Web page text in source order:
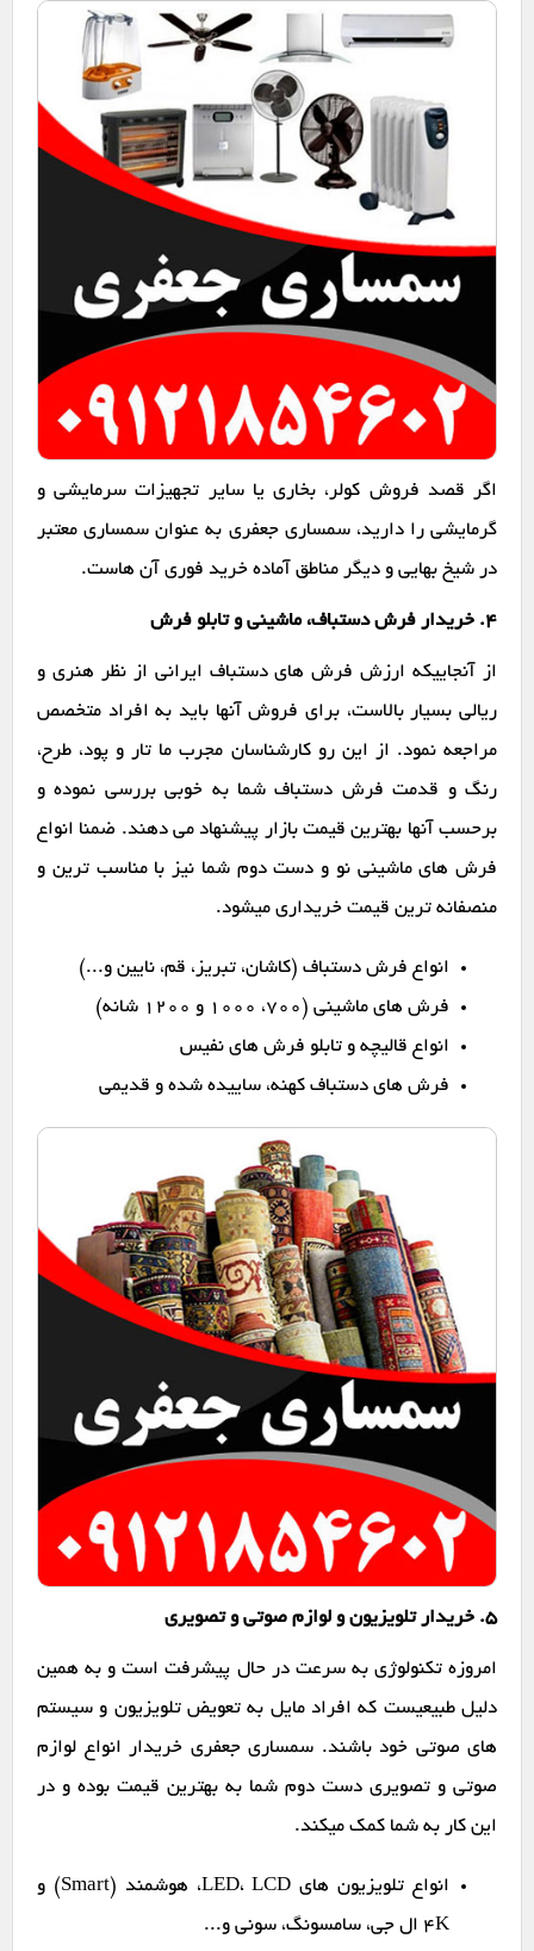
اگر قصد فروش کولر، بخاری یا سایر تجهیزات سرمایشی و
گرمایشی را دارید، سمساری جعفری به عنوان سمساری معتبر
در شیخ بهایی و دیگر مناطق آماده خرید فوری آن هاست.
۴. خریدار فرش دستباف، ماشینی و تابلو فرش
از آنجاییکه ارزش فرش های دستباف ایرانی از نظر هنری و
ریالی بسیار بالاست، برای فروش آنها باید به افراد متخصص
مراجعه نمود. از این رو کارشناسان مجرب ما تار و پود، طرح،
رنگ و قدمت فرش دستباف شما به خوبی بررسی نموده و
برحسب آنها بهترین قیمت بازار پیشنهاد می دهند. ضمنا انواع
فرش های ماشینی نو و دست دوم شما نیز با مناسب ترین و
منصفانه ترین قیمت خریداری میشود.
انواع فرش دستباف (کاشان، تبریز، قم، نایین و...)
فرش های ماشینی (۷۰۰، ۱۰۰۰ و ۱۲۰۰ شانه)
انواع قالیچه و تابلو فرش های نفیس
فرش های دستباف کهنه، ساییده شده و قدیمی
۵. خریدار تلویزیون و لوازم صوتی و تصویری
امروزه تکنولوژی به سرعت در حال پیشرفت است و به همین
دلیل طبیعیست که افراد مایل به تعویض تلویزیون و سیستم
های صوتی خود باشند. سمساری جعفری خریدار انواع لوازم
صوتی و تصویری دست دوم شما به بهترین قیمت بوده و در
این کار به شما کمک میکند.
انواع تلویزیون های LED، LCD، هوشمند (Smart) و
4K ال جی، سامسونگ، سونی و...